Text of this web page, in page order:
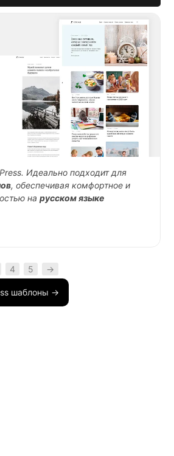
Идеально подходит для
, обеспечивая комфортное и
нарусском языке
4 5 →
шаблоны →